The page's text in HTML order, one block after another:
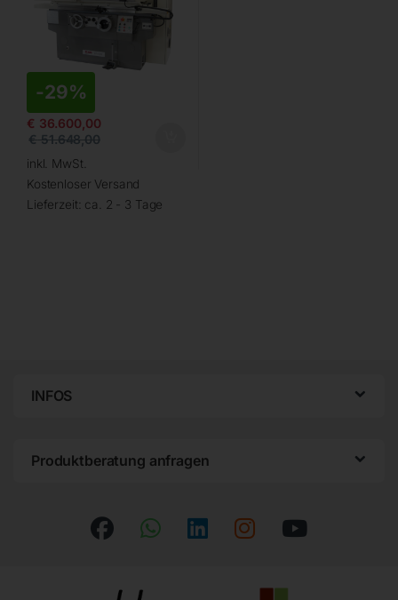
-29%
€ 36.600,00
€51.648,00
inkl. MwSt.
Kostenloser Versand
Lieferzeit: ca. 2 - 3 Tage
INFOS
Produktberatung anfragen